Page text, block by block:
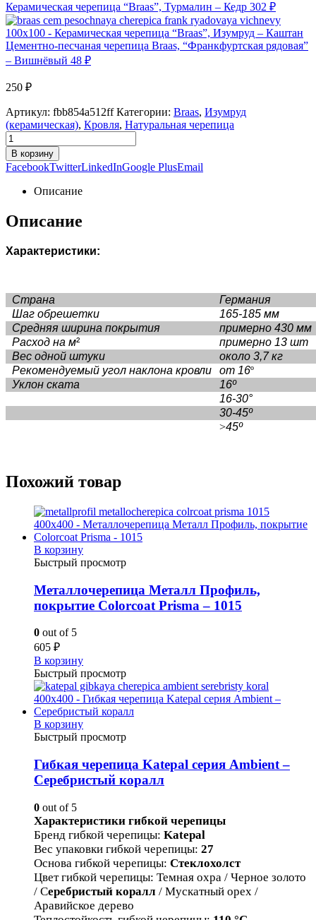
Керамическая черепица “Braas”, Турмалин – Кедр 302 ₽
Цементно-песчаная черепица Braas, “Франкфуртская рядовая”
– Вишнёвый 48 ₽
250 ₽
Артикул: fbb854a512ff Категории: Braas, Изумруд
(керамическая), Кровля, Натуральная черепица
В корзину
FacebookTwitterLinkedInGoogle PlusEmail
Описание
Описание
Характеристики:
Страна
Германия
Шаг обрешетки
165-185 мм
Средняя ширина покрытия
примерно 430 мм
Расход на м²
примерно 13 шт
Вес одной штуки
около 3,7 кг
Рекомендуемый угол наклона кровли
от 16º
Уклон ската
16º
16-30°
30-45º
>45º
Похожий товар
В корзину
Быстрый просмотр
Металлочерепица Металл Профиль,
покрытие Colorcoat Prisma – 1015
0 out of 5
605 ₽
В корзину
Быстрый просмотр
В корзину
Быстрый просмотр
Гибкая черепица Katepal серия Ambient –
Серебристый коралл
0 out of 5
Характеристики гибкой черепицы
Бренд гибкой черепицы: Katepal
Вес упаковки гибкой черепицы: 27
Основа гибкой черепицы: Стеклохолст
Цвет гибкой черепицы: Темная охра / Черное золото
/ Серебристый коралл / Мускатный орех /
Аравийское дерево